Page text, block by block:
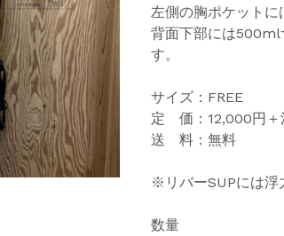
左側の胸ポケットに
背面下部には500ml
す。
サイズ：FREE
定 価：12,000円＋
送 料：無料
※リバーSUPには浮
数量